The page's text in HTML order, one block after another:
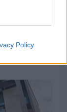
Policy